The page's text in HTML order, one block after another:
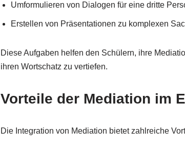
Umformulieren von Dialogen für eine dritte
Erstellen von Präsentationen zu komplexen
Diese Aufgaben helfen den Schülern, ihre
ihren Wortschatz zu vertiefen.
Vorteile der Mediation im
Die Integration von Mediation bietet zahlreiche